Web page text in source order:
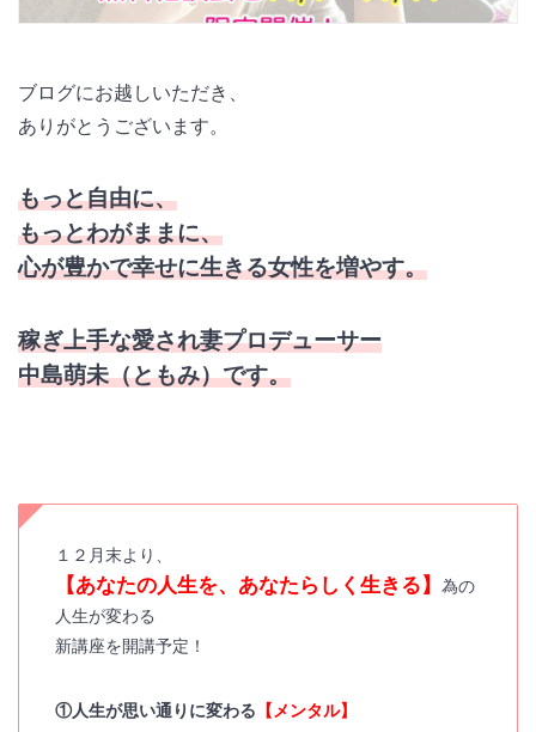
ブログにお越しいただき、
ありがとうございます。
もっと自由に、
もっとわがままに、
心が豊かで幸せに生きる女性を増やす。
稼ぎ上手な愛され妻プロデューサー
中島萌未（ともみ）です。
１２月末より、
【あなたの人生を、あなたらしく生きる】
為の
人生が変わる
新講座を開講予定！
①人生が思い通りに変わる 【メンタル】